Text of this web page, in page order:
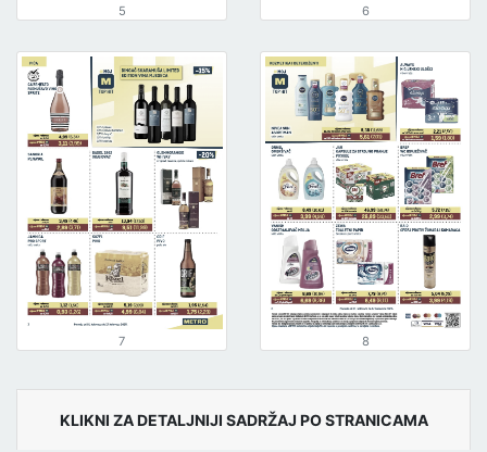
5 6
7 8
KLIKNI ZA DETALJNIJI SADRŽAJ PO STRANICAMA